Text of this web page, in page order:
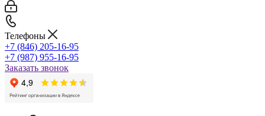
Телефоны
+7 (846) 205-16-95
+7 (987) 955-16-95
Заказать звонок